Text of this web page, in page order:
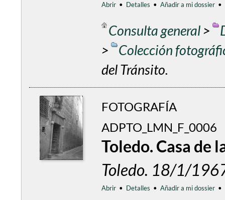
Abrir • Detalles • Añadir a mi dossier •
Consulta general>
>
Colección
del Tránsito.
FOTOGRAFÍA
ADPTO_LMN_F_0006
Toledo. Casa de
Toledo. 18/1/
Abrir • Detalles • Añadir a mi dossier •